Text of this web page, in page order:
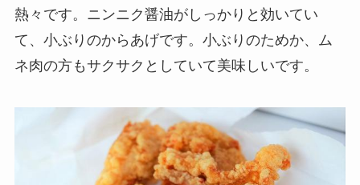
熱々です。ニンニク醤油がしっかりと効いてい
て、小ぶりのからあげです。小ぶりのためか、ム
ネ肉の方もサクサクとしていて美味しいです。